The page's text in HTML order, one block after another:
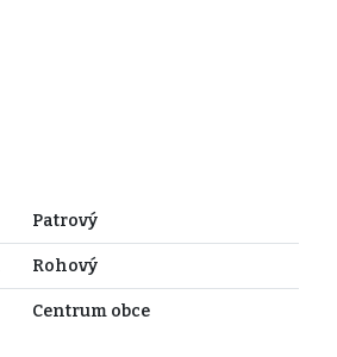
Patrový
Rohový
Centrum obce